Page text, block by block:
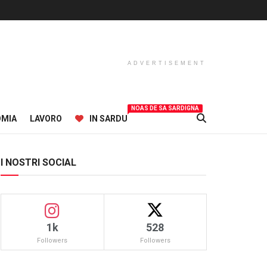
ADVERTISEMENT
LAVORO IN SARDU
NOAS DE SA SARDIGNA
I NOSTRI SOCIAL
1k
Followers
528
Followers